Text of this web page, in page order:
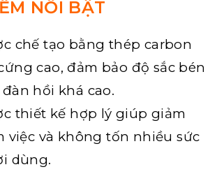
NỔI BẬT
chế tạo bằng thép carbon
cao, đảm bảo độ sắc bén
hồi khá cao.
thiết kế hợp lý giúp giảm
việc và không tốn nhiều sức
dùng.